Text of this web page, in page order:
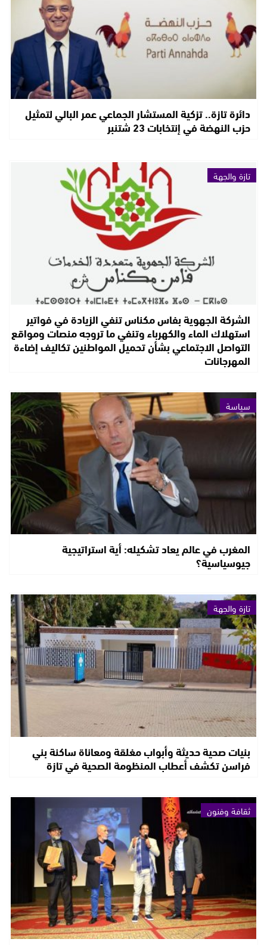
دائرة تازة.. تزكية المستشار الجماعي عمر البالي لتمثيل
حزب النهضة في إنتخابات 23 شتنبر
تازة والجهة
الشركة الجهوية بفاس مكناس تنفي الزيادة في فواتير
استهلاك الماء والكهرباء وتنفي ما تروجه منصات ومواقع
التواصل الاجتماعي بشأن تحميل المواطنين تكاليف إضاءة
المهرجانات
سياسة
المغرب في عالم يعاد تشكيله: أية استراتيجية
جيوسياسية؟
تازة والجهة
بنيات صحية حديثة وأبواب مغلقة ومعاناة ساكنة بني
فراسن تكشف أعطاب المنظومة الصحية في تازة
ثقافة وفنون